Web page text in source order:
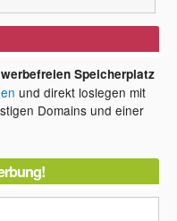
Speicherplatz
und direkt loslegen mit
Domains und einer